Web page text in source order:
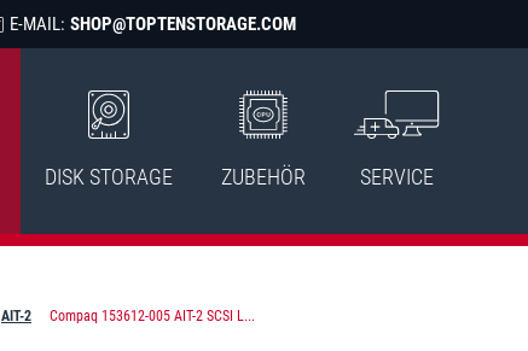
E-MAIL: SHOP@TOPTENSTORAGE.COM
DISK STORAGE ZUBEHÖR SERVICE
AIT-2 Compaq 153612-005 AIT-2 SCSI L...